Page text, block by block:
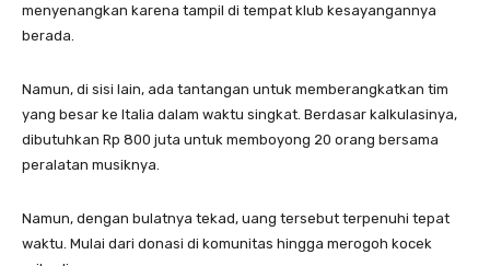
menyenangkan karena tampil di tempat klub kesayangannya
berada.
Namun, di sisi lain, ada tantangan untuk memberangkatkan tim
yang besar ke Italia dalam waktu singkat. Berdasar kalkulasinya,
dibutuhkan Rp 800 juta untuk memboyong 20 orang bersama
peralatan musiknya.
Namun, dengan bulatnya tekad, uang tersebut terpenuhi tepat
waktu. Mulai dari donasi di komunitas hingga merogoh kocek